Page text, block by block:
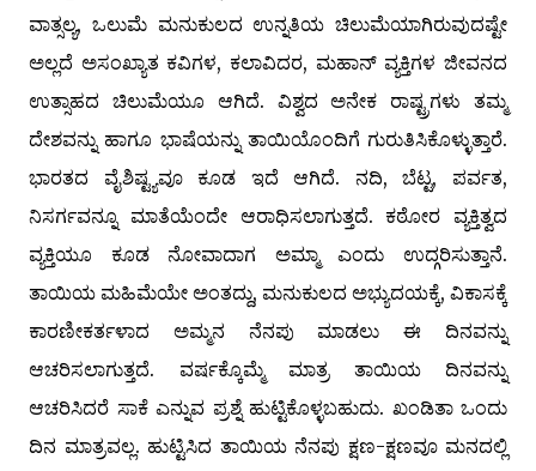
ವಾತ್ಸಲ್ಯ, ಒಲುಮೆ ಮನುಕುಲದ ಉನ್ನತಿಯ ಚಿಲುಮೆಯಾಗಿರುವುದಷ್ಟೇ
ಅಲ್ಲದೆ ಅಸಂಖ್ಯಾತ ಕವಿಗಳ, ಕಲಾವಿದರ, ಮಹಾನ್ ವ್ಯಕ್ತಿಗಳ ಜೀವನದ
ಉತ್ಸಾಹದ ಚಿಲುಮೆಯೂ ಆಗಿದೆ. ವಿಶ್ವದ ಅನೇಕ ರಾಷ್ಟ್ರಗಳು ತಮ್ಮ
ದೇಶವನ್ನು ಹಾಗೂ ಭಾಷೆಯನ್ನು ತಾಯಿಯೊಂದಿಗೆ ಗುರುತಿಸಿಕೊಳ್ಳುತ್ತಾರೆ.
ಭಾರತದ ವೈಶಿಷ್ಟ್ಯವೂ ಕೂಡ ಇದೆ ಆಗಿದೆ. ನದಿ, ಬೆಟ್ಟ, ಪರ್ವತ,
ನಿಸರ್ಗವನ್ನೂ ಮಾತೆಯೆಂದೇ ಆರಾಧಿಸಲಾಗುತ್ತದೆ. ಕಠೋರ ವ್ಯಕ್ತಿತ್ವದ
ವ್ಯಕ್ತಿಯೂ ಕೂಡ ನೋವಾದಾಗ ಅಮ್ಮಾ ಎಂದು ಉದ್ಗರಿಸುತ್ತಾನೆ.
ತಾಯಿಯ ಮಹಿಮೆಯೇ ಅಂತದ್ದು, ಮನುಕುಲದ ಅಭ್ಯುದಯಕ್ಕೆ, ವಿಕಾಸಕ್ಕೆ
ಕಾರಣೀಕರ್ತಳಾದ ಅಮ್ಮನ ನೆನಪು ಮಾಡಲು ಈ ದಿನವನ್ನು
ಆಚರಿಸಲಾಗುತ್ತದೆ. ವರ್ಷಕ್ಕೊಮ್ಮೆ ಮಾತ್ರ ತಾಯಿಯ ದಿನವನ್ನು
ಆಚರಿಸಿದರೆ ಸಾಕೆ ಎನ್ನುವ ಪ್ರಶ್ನೆ ಹುಟ್ಟಿಕೊಳ್ಳಬಹುದು. ಖಂಡಿತಾ ಒಂದು
ದಿನ ಮಾತ್ರವಲ್ಲ. ಹುಟ್ಟಿಸಿದ ತಾಯಿಯ ನೆನಪು ಕ್ಷಣ-ಕ್ಷಣವೂ ಮನದಲ್ಲಿ